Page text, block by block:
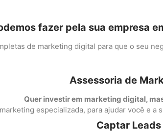
fazer pela sua empresa
de marketing digital para que o seu
Assessoria de
Quer investir em marketing digital,
especializada, para ajudar você e
Captar Leads